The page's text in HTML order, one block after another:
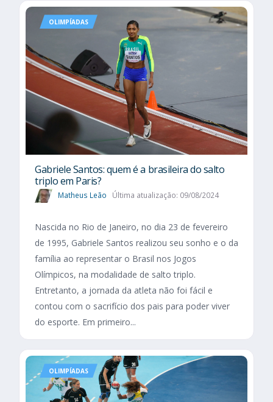
OLIMPÍADAS
Gabriele Santos: quem é a brasileira do salto
triplo em Paris?
Matheus Leão Última atualização: 09/08/2024
Nascida no Rio de Janeiro, no dia 23 de fevereiro
de 1995, Gabriele Santos realizou seu sonho e o da
família ao representar o Brasil nos Jogos
Olímpicos, na modalidade de salto triplo.
Entretanto, a jornada da atleta não foi fácil e
contou com o sacrifício dos pais para poder viver
do esporte. Em primeiro...
OLIMPÍADAS